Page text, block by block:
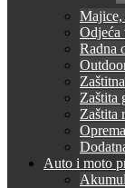
Majice,
Radna
Zaštita
Zaštita
Auto i moto